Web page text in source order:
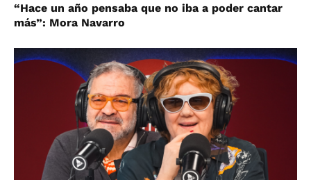
“Hace un año pensaba que no iba a poder cantar
más”: Mora Navarro